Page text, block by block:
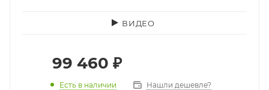
ВИДЕО
99 460 ₽
Есть в наличии Нашли дешевле?